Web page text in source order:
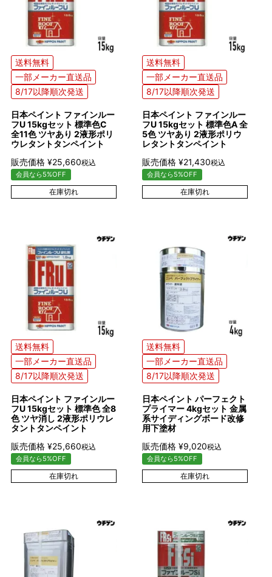
送料無料
一部メーカー直送品
8/17以降順次発送
日本ペイント ファインルー
フU 15kgセット 標準色C
全11色 ツヤあり 2液形ポリ
ウレタントタンペイント
販売価格 ¥25,660税込
会員なら5%OFF
在庫切れ
送料無料
一部メーカー直送品
8/17以降順次発送
日本ペイント ファインルー
フU 15kgセット 標準色A 全
5色 ツヤあり 2液形ポリウ
レタントタンペイント
販売価格 ¥21,430税込
会員なら5%OFF
在庫切れ
送料無料
一部メーカー直送品
8/17以降順次発送
日本ペイント ファインルー
フU 15kgセット 標準色 全8
色 ツヤ消し 2液形ポリウレ
タントタンペイント
販売価格 ¥25,660税込
会員なら5%OFF
在庫切れ
送料無料
一部メーカー直送品
8/17以降順次発送
日本ペイント パーフェクト
プライマー 4kgセット 金属
系サイディングボード改修
用下塗材
販売価格 ¥9,020税込
会員なら5%OFF
在庫切れ